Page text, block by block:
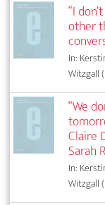
“I
other
In:
Witzgall
“We
Claire
Sarah
In:
Witzgall